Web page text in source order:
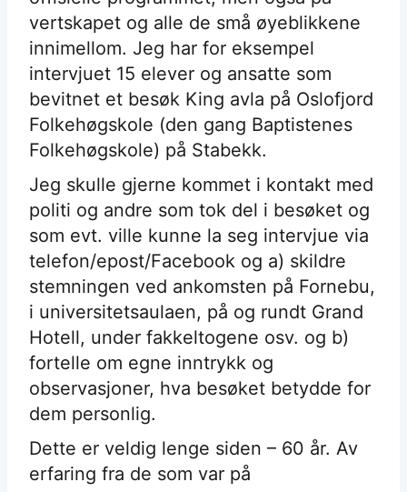
vertskapet og alle de små øyeblikkene
innimellom. Jeg har for eksempel
intervjuet 15 elever og ansatte som
bevitnet et besøk King avla på Oslofjord
Folkehøgskole (den gang Baptistenes
Folkehøgskole) på Stabekk.
Jeg skulle gjerne kommet i kontakt med
politi og andre som tok del i besøket og
som evt. ville kunne la seg intervjue via
telefon/epost/Facebook og a) skildre
stemningen ved ankomsten på Fornebu,
i universitetsaulaen, på og rundt Grand
Hotell, under fakkeltogene osv. og b)
fortelle om egne inntrykk og
observasjoner, hva besøket betydde for
dem personlig.
Dette er veldig lenge siden – 60 år. Av
erfaring fra de som var på